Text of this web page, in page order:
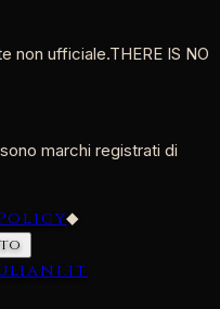
non ufficiale.THERE IS NO
marchi registrati di
◆